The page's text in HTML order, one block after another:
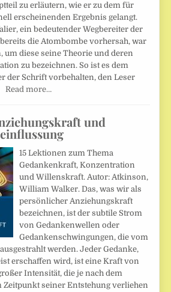
zu erläutern, wie er zu dem für
erscheinenden Ergebnis gelangt.
ein bedeutender Wegbereiter der
die Atombombe vorhersah, war
um diese seine Theorie und deren
zu bezeichnen. So ist es dem
der Schrift vorbehalten, den Leser
Read more…
und
15 Lektionen zum Thema
Gedankenkraft, Konzentration
und Willenskraft. Autor: Atkinson,
William Walker. Das, was wir als
persönlicher Anziehungskraft
bezeichnen, ist der subtile Strom
von Gedankenwellen oder
Gedankenschwingungen, die vom
werden. Jeder Gedanke,
erschaffen wird, ist eine Kraft von
Intensität, die je nach dem
Zeitpunkt seiner Entstehung verliehen